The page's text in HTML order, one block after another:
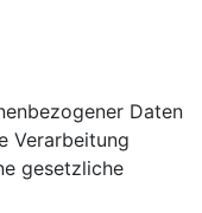
Daten
Verarbeitung
gesetzliche